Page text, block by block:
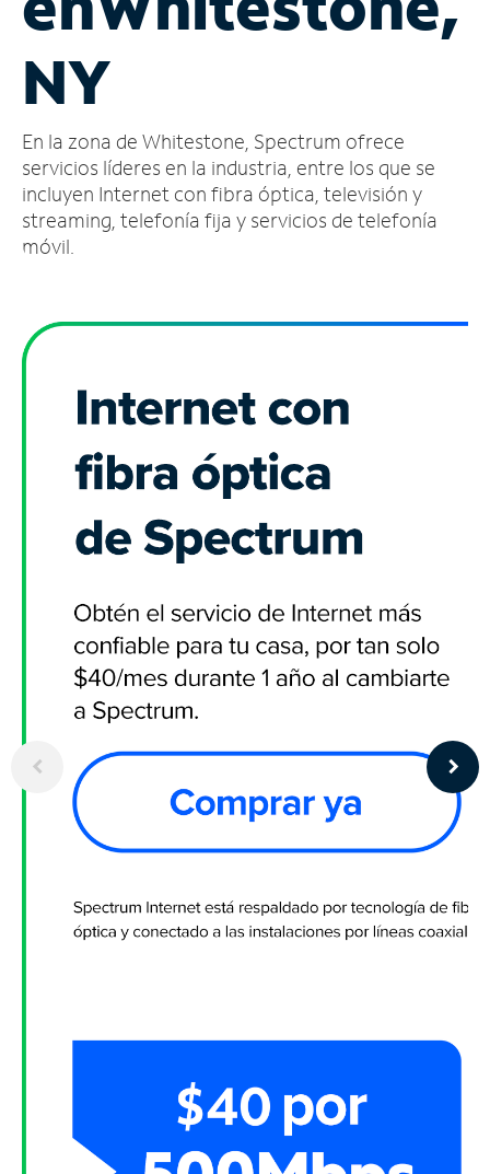
cuenta
Encuentra
tienda
NY
En la zona de Whitestone, Spectrum ofrece
servicios líderes en la industria, entre los que se
incluyen Internet con fibra óptica, televisión y
streaming, telefonía fija y servicios de telefonía
móvil.